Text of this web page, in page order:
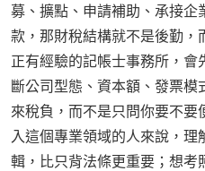
募、擴點、申請補助、承接
款，那財稅結構就不是後勤
正有經驗的記帳士事務所，
斷公司型態、資本額、發票
來稅負，而不是只問你要不
入這個專業領域的人來說，
輯，比只背法條更重要；想考